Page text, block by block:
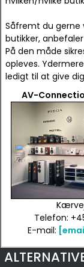
Såfremt du gerne
butikker,
På den måde
opleves.
ledigt til at give
AV-
Telefon:
E-mail: